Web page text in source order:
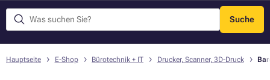
Suche
Menü
Hauptseite E-Shop Bürotechnik + IT Drucker, Scanner, 3D-Druck